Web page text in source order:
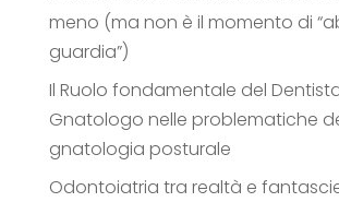
meno (ma non è il momento di
guardia”)
Il Ruolo fondamentale del
Gnatologo nelle problematiche
gnatologia posturale
Odontoiatria tra realtà e